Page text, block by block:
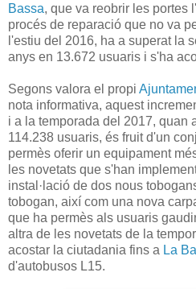
Bassa, que va reobrir les portes
procés de reparació que no va
l'estiu del 2016, ha a superat la
anys en 13.672 usuaris i s'ha
Segons valora el propi
nota informativa, aquest
i a la temporada del 2017, quan
114.238 usuaris, és fruit d'un
permès oferir un equipament
les novetats que s'han
instal·lació de dos nous
tobogan, així com una nova
que ha permès als usuaris
altra de les novetats de la
acostar la ciutadania fins a La
d'autobusos L15.